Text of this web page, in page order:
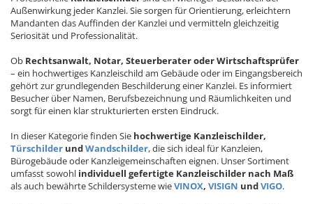
Außenwirkung jeder Kanzlei. Sie sorgen für Orientierung, erleichtern
Mandanten das Auffinden der Kanzlei und vermitteln gleichzeitig
Seriosität und Professionalität.
Ob Rechtsanwalt, Notar, Steuerberater oder Wirtschaftsprüfer
– ein hochwertiges Kanzleischild am Gebäude oder im Eingangsbereich
gehört zur grundlegenden Beschilderung einer Kanzlei. Es informiert
Besucher über Namen, Berufsbezeichnung und Räumlichkeiten und
sorgt für einen klar strukturierten ersten Eindruck.
In dieser Kategorie finden Sie hochwertige Kanzleischilder,
Türschilder undWandschilder, die sich ideal für Kanzleien,
Bürogebäude oder Kanzleigemeinschaften eignen. Unser Sortiment
umfasst sowohl individuell gefertigte Kanzleischilder nach Maß
als auch bewährte Schildersysteme wieVINOX, VISIGN undVIGO.